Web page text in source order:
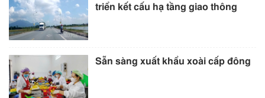
triển kết cấu hạ tầng giao thông
Sẵn sàng xuất khẩu xoài cấp đông